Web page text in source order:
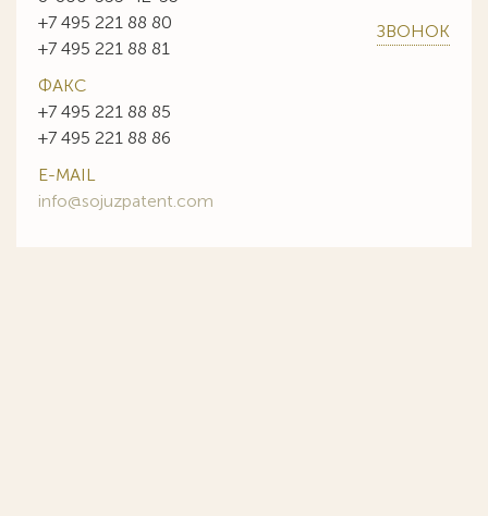
+7 495 221 88 80
+7 495 221 88 81
ЗВОНОК
ФАКС
+7 495 221 88 85
+7 495 221 88 86
E-MAIL
info@sojuzpatent.com